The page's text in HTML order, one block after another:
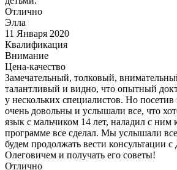
Отлично
Элла
11 Января 2020
Квалификация
Внимание
Цена-качество
Замечательный, толковый,
талантливый и видно, что опытный
у нескольких специалистов. Но посетив
очень довольны и услышали все, что
язык с мальчиком 14 лет, наладил с ним
программе все сделал. Мы услышали
будем продолжать вести консультации
Олеговичем и получать его советы!
Отлично